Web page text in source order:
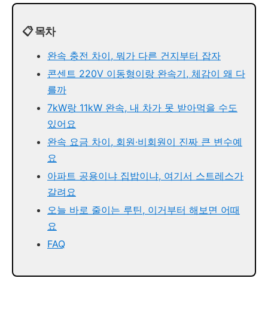
📋 목차
완속 충전 차이, 뭐가 다른 건지부터 잡자
콘센트 220V 이동형이랑 완속기, 체감이 왜 다
를까
7kW랑 11kW 완속, 내 차가 못 받아먹을 수도
있어요
완속 요금 차이, 회원·비회원이 진짜 큰 변수예
요
아파트 공용이냐 집밥이냐, 여기서 스트레스가
갈려요
오늘 바로 줄이는 루틴, 이거부터 해보면 어때
요
FAQ